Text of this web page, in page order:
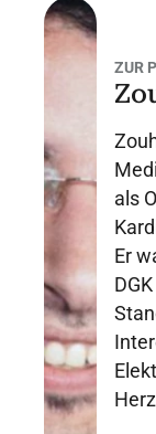
ZUR
als
Er